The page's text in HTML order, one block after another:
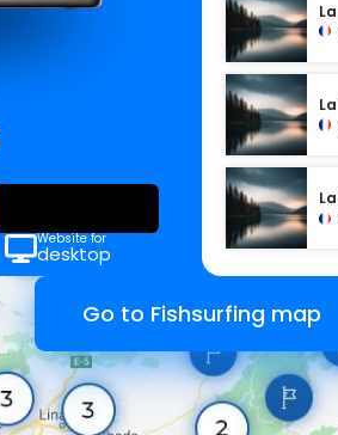
Website for
desktop
Go to Fishsurfing map